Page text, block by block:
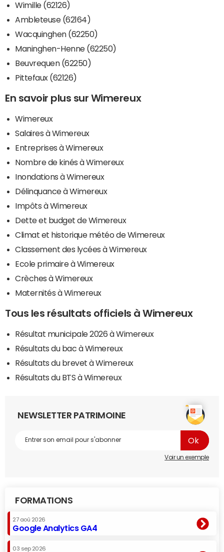
Wimille (62126)
Ambleteuse (62164)
Wacquinghen (62250)
Maninghen-Henne (62250)
Beuvrequen (62250)
Pittefaux (62126)
En savoir plus sur Wimereux
Wimereux
Salaires à Wimereux
Entreprises à Wimereux
Nombre de kinés à Wimereux
Inondations à Wimereux
Délinquance à Wimereux
Impôts à Wimereux
Dette et budget de Wimereux
Climat et historique météo de Wimereux
Classement des lycées à Wimereux
Ecole primaire à Wimereux
Crèches à Wimereux
Maternités à Wimereux
Tous les résultats officiels à Wimereux
Résultat municipale 2026 à Wimereux
Résultats du bac à Wimereux
Résultats du brevet à Wimereux
Résultats du BTS à Wimereux
NEWSLETTER PATRIMOINE
Voir un exemple
FORMATIONS
27 aoû 2026
Google Analytics GA4
03 sep 2026